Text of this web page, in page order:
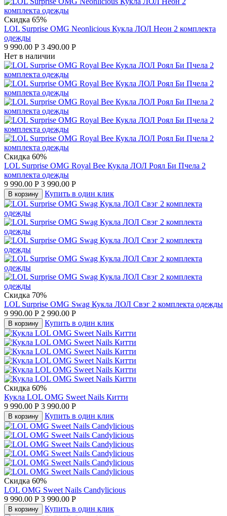
Скидка 65%
LOL Surprise OMG Neonlicious Кукла ЛОЛ Неон 2 комплекта
одежды
9 990.00 Р 3 490.00 Р
Нет в наличии
Скидка 60%
LOL Surprise OMG Royal Bee Кукла ЛОЛ Роял Би Пчела 2
комплекта одежды
9 990.00 Р 3 990.00 Р
В корзину Купить в один клик
Скидка 70%
LOL Surprise OMG Swag Кукла ЛОЛ Свэг 2 комплекта одежды
9 990.00 Р 2 990.00 Р
В корзину Купить в один клик
Скидка 60%
Кукла LOL OMG Sweet Nails Китти
9 990.00 Р 3 990.00 Р
В корзину Купить в один клик
Скидка 60%
LOL OMG Sweet Nails Candylicious
9 990.00 Р 3 990.00 Р
В корзину Купить в один клик